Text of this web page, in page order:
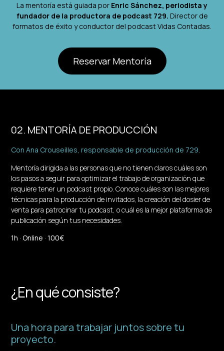
La mentoría está guiada por Enric Sánchez, periodista y
fundador de la productora de podcast 729. Director de
formatos de éxito y conductor del podcast Vidas Contadas.
Reservar Mentoría
02. MENTORÍA DE PRODUCCIÓN
Con Ana Crouseilles, responsable de producción de 729.
Mentoría dirigida a las personas que no tienen claros cuáles son
los pasos a seguir para optimizar el trabajo de organización que
requiere tener un podcast propio. Conoce cuáles son las mejores
técnicas para la producción de invitados, la creación del dosier de
venta para patrocinar tu podcast, o cuál es la mejor plataforma de
publicación según tus necesidades
1h · Online · 100€
¿En qué consiste?
Una hora para trabajar juntos sobre tu
proyecto.